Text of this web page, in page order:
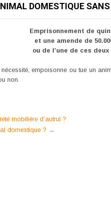
DOMESTIQUE
Emprisonnement de
et une amende de
ou de l’une de ces
empoisonne ou tue un
non.
mobilière d’autrui ?
domestique ? →